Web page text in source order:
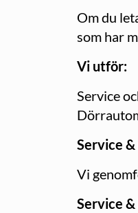
Om du
som har
Vi utför:
Service
Service
Vi
Service